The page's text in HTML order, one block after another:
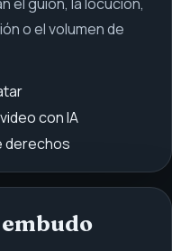
o el volumen de
con IA
derechos